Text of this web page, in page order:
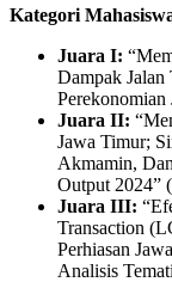
Kategori
Juara I:
Dampak Jalan
Juara II:
Jawa Timur;
Akmamin,
Output 2024”
Juara III:
Transaction
Perhiasan
Analisis